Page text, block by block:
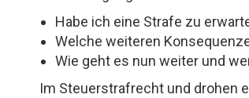
Habe ich eine Strafe zu
Welche weiteren
Wie geht es nun weiter und
Im Steuerstrafrecht und drohen